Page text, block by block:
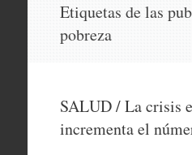
contenido
Etiquetas de las
pobreza
SALUD / La crisis
incrementa el